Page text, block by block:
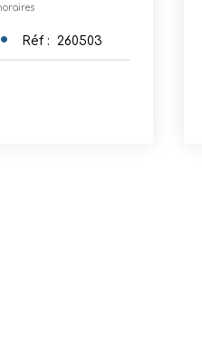
Réf : 260503